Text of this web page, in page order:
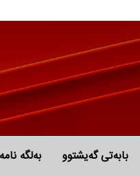
بابه‌تی گه‌یشتوو به‌لگه‌